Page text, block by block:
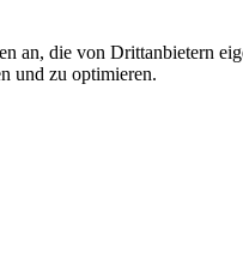
an, die von Drittanbietern
und zu optimieren.